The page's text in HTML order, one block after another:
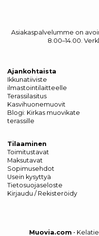
Asiakaspalvelumme on
8.00–14.00.
Ajankohtaista
Ikkunatiiviste
ilmastointilaitteelle
Terassilasitus
Kasvihuonemuovit
Blogi: Kirkas muovikate
terassille
Tilaaminen
Toimitustavat
Maksutavat
Sopimusehdot
Usein kysyttyä
Tietosuojaseloste
Kirjaudu / Rekisteröidy
Muovia.com • Kelatie